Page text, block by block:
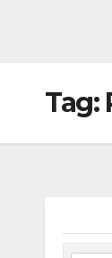
Tag: